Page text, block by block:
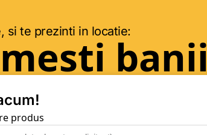
si te prezinti in locatie:
banii
produs